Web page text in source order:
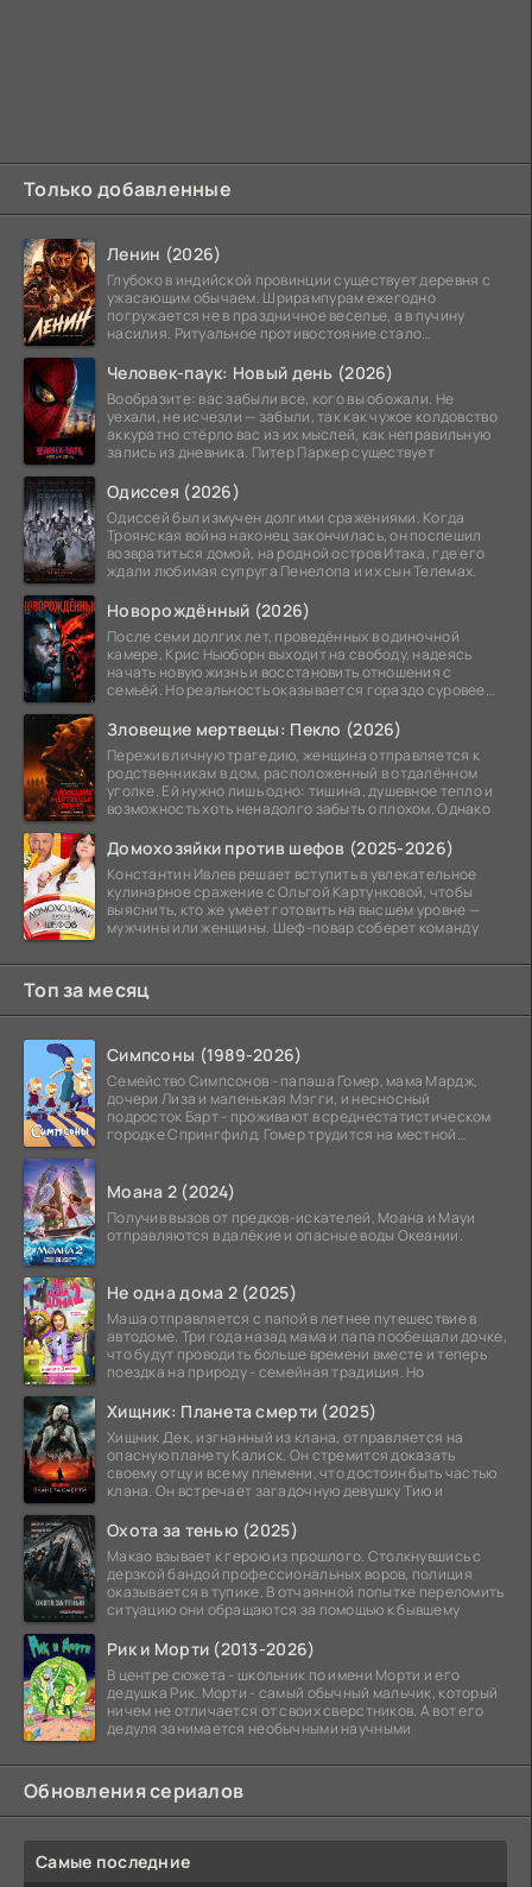
Только добавленные
Ленин (2026)
Глубоко в индийской провинции существует деревня с
ужасающим обычаем. Шрирампурам ежегодно
погружается не в праздничное веселье, а в пучину
насилия. Ритуальное противостояние стало
Человек-паук: Новый день (2026)
Вообразите: вас забыли все, кого вы обожали. Не
уехали, не исчезли — забыли, так как чужое колдовство
аккуратно стёрло вас из их мыслей, как неправильную
запись из дневника. Питер Паркер существует
Одиссея (2026)
Одиссей был измучен долгими сражениями. Когда
Троянская война наконец закончилась, он поспешил
возвратиться домой, на родной остров Итака, где его
ждали любимая супруга Пенелопа и их сын Телемах.
Новорождённый (2026)
После семи долгих лет, проведённых в одиночной
камере, Крис Ньюборн выходит на свободу, надеясь
начать новую жизнь и восстановить отношения с
семьёй. Но реальность оказывается гораздо суровее
Зловещие мертвецы: Пекло (2026)
Пережив личную трагедию, женщина отправляется к
родственникам в дом, расположенный в отдалённом
уголке. Ей нужно лишь одно: тишина, душевное тепло и
возможность хоть ненадолго забыть о плохом. Однако
Домохозяйки против шефов (2025-2026)
Константин Ивлев решает вступить в увлекательное
кулинарное сражение с Ольгой Картунковой, чтобы
выяснить, кто же умеет готовить на высшем уровне —
мужчины или женщины. Шеф-повар соберет команду
Топ за месяц
Симпсоны (1989-2026)
Семейство Симпсонов - папаша Гомер, мама Мардж,
дочери Лиза и маленькая Мэгги, и несносный
подросток Барт - проживают в среднестатистическом
городке Спрингфилд. Гомер трудится на местной
Моана 2 (2024)
Получив вызов от предков-искателей, Моана и Мауи
отправляются в далёкие и опасные воды Океании.
Не одна дома 2 (2025)
Маша отправляется с папой в летнее путешествие в
автодоме. Три года назад мама и папа пообещали дочке,
что будут проводить больше времени вместе и теперь
поездка на природу - семейная традиция. Но
Хищник: Планета смерти (2025)
Хищник Дек, изгнанный из клана, отправляется на
опасную планету Калиск. Он стремится доказать
своему отцу и всему племени, что достоин быть частью
клана. Он встречает загадочную девушку Тию и
Охота за тенью (2025)
Макао взывает к герою из прошлого. Столкнувшись с
дерзкой бандой профессиональных воров, полиция
оказывается в тупике. В отчаянной попытке переломить
ситуацию они обращаются за помощью к бывшему
Рик и Морти (2013-2026)
В центре сюжета - школьник по имени Морти и его
дедушка Рик. Морти - самый обычный мальчик, который
ничем не отличается от своих сверстников. А вот его
дедуля занимается необычными научными
Обновления сериалов
Самые последние